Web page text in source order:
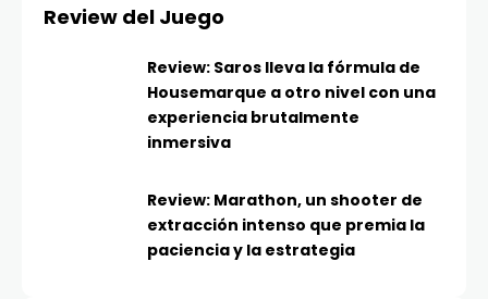
Review del Juego
Review: Saros lleva la fórmula de
Housemarque a otro nivel con una
experiencia brutalmente
inmersiva
Review: Marathon, un shooter de
extracción intenso que premia la
paciencia y la estrategia